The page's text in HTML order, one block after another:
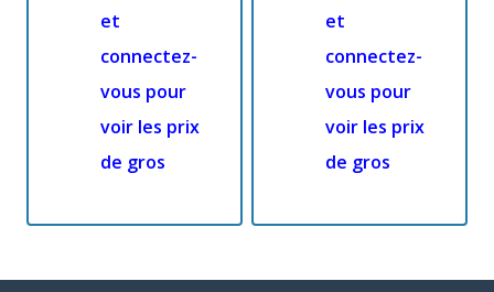
et
connectez-
vous pour
voir les prix
de gros
et
connectez-
vous pour
voir les prix
de gros